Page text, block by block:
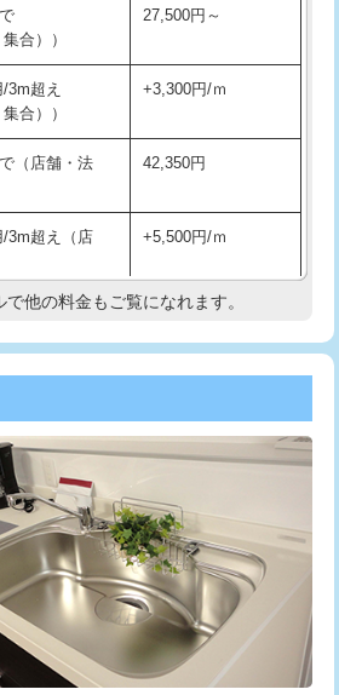
トラップ
）
22,000円+材料費
品） 11,000円+材料費
） 13,200円
）
分岐水栓） 16,500円
便座） 22,000円
座⇔温水洗浄便
22,000円
工)
め) 3,300円
設置) 5,500円
用（バンド止
5,500円
・埋め戻し作
11,000円
合））
27,500円～
超え
合））
+3,300円/ｍ
（店舗・法
42,350円
超え（店
+5,500円/ｍ
現地調査
超え +3,300円
33,000円
8,800円
理・清掃・修
ど（軽作業）
11,000円
理・清掃・修
22,000円
で他の料金もご覧になれます。